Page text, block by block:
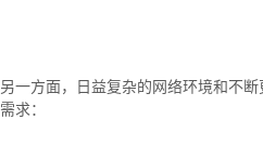
另一方面，日益复杂的网络环境和不
需求：